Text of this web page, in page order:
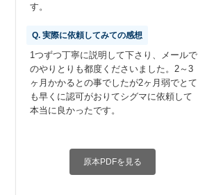
す。
Q. 実際に依頼してみての感想
1つずつ丁寧に説明して下さり、メールで
のやりとりも都度くださいました。2～3
ヶ月かかるとの事でしたが2ヶ月弱でとて
も早くに認可がおりてシグマに依頼して
本当に良かったです。
原本PDFを見る